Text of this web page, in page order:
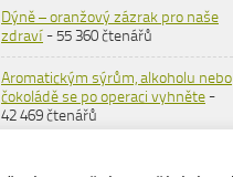
Dýně – oranžový zázrak pro naše
zdraví- 55 360 čtenářů
Aromatickým sýrům, alkoholu nebo
čokoládě se po operaci vyhněte-
42 469 čtenářů